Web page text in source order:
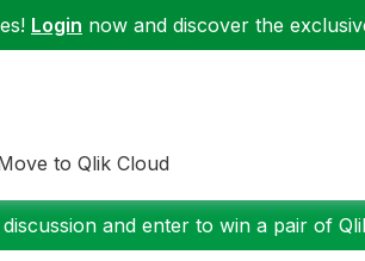
Login now and discover the
to Qlik Cloud
and enter to win a pair of